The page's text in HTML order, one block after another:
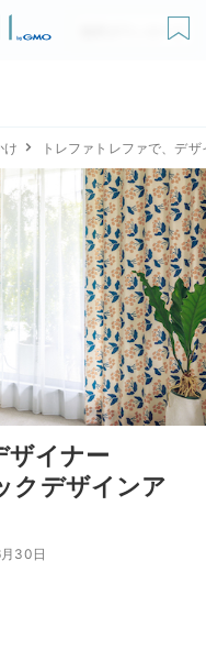
無料ダウンロード
け トレファトレファで、デ
ザイナー
クデザインア
30日